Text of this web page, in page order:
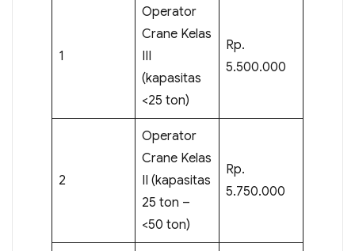
1
Operator
Crane Kelas
III
(kapasitas
<25 ton)
Rp.
5.500.000
2
Operator
Crane Kelas
II (kapasitas
25 ton –
<50 ton)
Rp.
5.750.000